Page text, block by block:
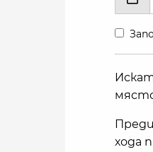
хода